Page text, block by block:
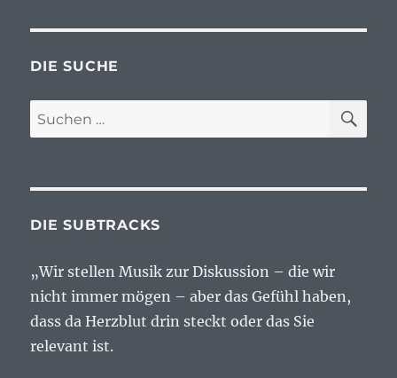
DIE SUCHE
Suchen
nach:
DIE SUBTRACKS
„Wir stellen Musik zur Diskussion – die wir
nicht immer mögen – aber das Gefühl haben,
dass da Herzblut drin steckt oder das Sie
relevant ist.